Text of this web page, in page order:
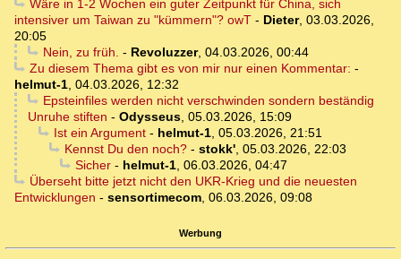
Wäre in 1-2 Wochen ein guter Zeitpunkt für China, sich
intensiver um Taiwan zu "kümmern"? owT - Dieter, 03.03.2026,
20:05
Nein, zu früh. - Revoluzzer, 04.03.2026, 00:44
Zu diesem Thema gibt es von mir nur einen Kommentar: -
helmut-1, 04.03.2026, 12:32
Epsteinfiles werden nicht verschwinden sondern beständig
Unruhe stiften - Odysseus, 05.03.2026, 15:09
Ist ein Argument- helmut-1, 05.03.2026, 21:51
Kennst Du den noch?- stokk', 05.03.2026, 22:03
Sicher- helmut-1, 06.03.2026, 04:47
Überseht bitte jetzt nicht den UKR-Krieg und die neuesten
Entwicklungen - sensortimecom, 06.03.2026, 09:08
Werbung